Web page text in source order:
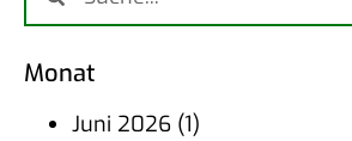
Monat
Juni 2026 (1)